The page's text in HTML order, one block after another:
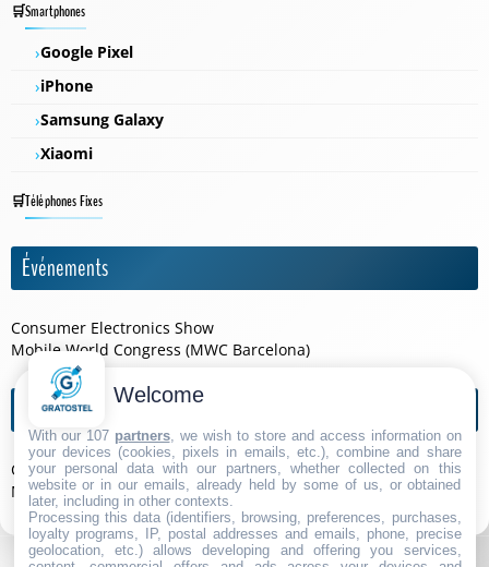
Smartphones
Google Pixel
iPhone
Samsung Galaxy
Xiaomi
Téléphones Fixes
Événements
Consumer Electronics Show
Mobile World Congress (MWC Barcelona)
Agendas de l'année
Consumer Electronics Show 2026
Mobile World Congress (MWC Barcelona) 2026
Welcome
With our 107 partners, we wish to store and access information on
your devices (cookies, pixels in emails, etc.), combine and share
your personal data with our partners, whether collected on this
website or in our emails, already held by some of us, or obtained
later, including in other contexts.
Processing this data (identifiers, browsing, preferences, purchases,
loyalty programs, IP, postal addresses and emails, phone, precise
geolocation, etc.) allows developing and offering you services,